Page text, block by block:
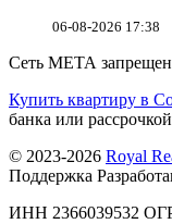
06-08-2026 17:38
Сеть МЕТА
Купить квартиру в
банка или
© 2023-2026 Royal
Поддержка
ИНН 2366039532